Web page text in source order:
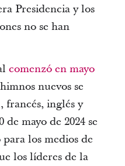
Presidencia y los
no se han
comenzó en mayo
nuevos se
francés, inglés y
mayo de 2024 se
los medios de
los líderes de la